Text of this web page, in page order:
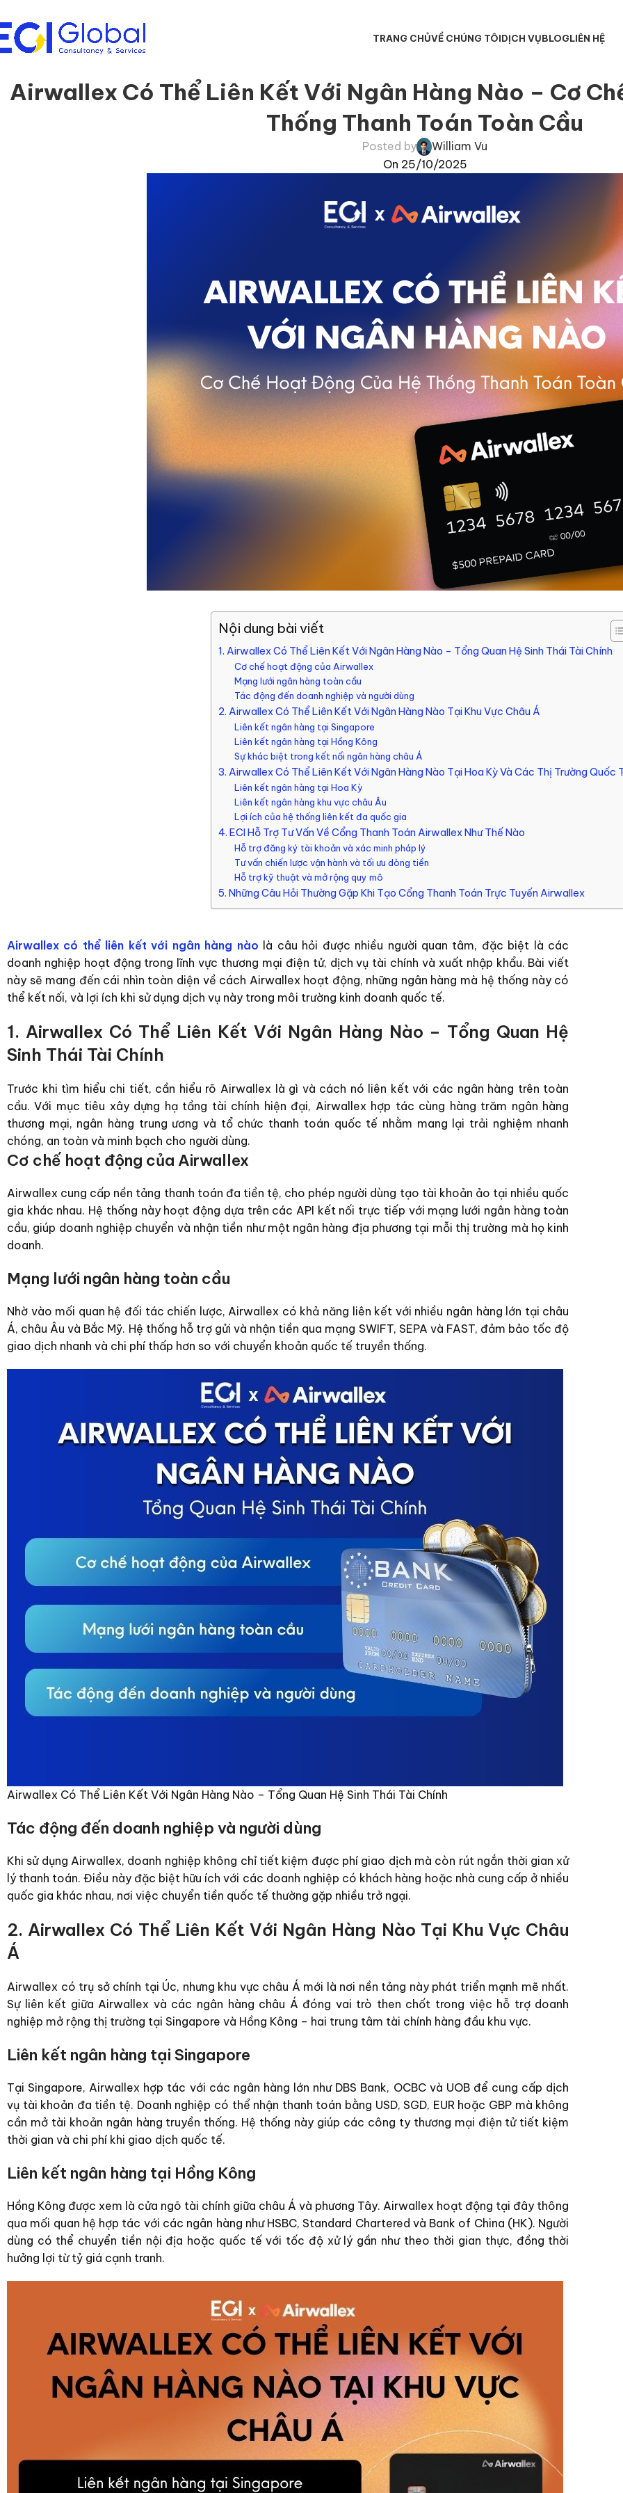
TRANG CHỦVỀ CHÚNG TÔIDỊCH VỤBLOGLIÊN HỆ
Airwallex Có Thể Liên Kết Với Ngân Hàng Nào – Cơ
Thống Thanh Toán Toàn Cầu
Posted by
William Vu
On 25/10/2025
Nội dung bài viết
1. Airwallex Có Thể Liên Kết Với Ngân Hàng Nào – Tổng Quan Hệ Sinh Thái Tài Chính
Cơ chế hoạt động của Airwallex
Mạng lưới ngân hàng toàn cầu
Tác động đến doanh nghiệp và người dùng
2. Airwallex Có Thể Liên Kết Với Ngân Hàng Nào Tại Khu Vực Châu Á
Liên kết ngân hàng tại Singapore
Liên kết ngân hàng tại Hồng Kông
Sự khác biệt trong kết nối ngân hàng châu Á
3. Airwallex Có Thể Liên Kết Với Ngân Hàng Nào Tại Hoa Kỳ Và Các Thị Trường Quốc
Liên kết ngân hàng tại Hoa Kỳ
Liên kết ngân hàng khu vực châu Âu
Lợi ích của hệ thống liên kết đa quốc gia
4. ECI Hỗ Trợ Tư Vấn Về Cổng Thanh Toán Airwallex Như Thế Nào
Hỗ trợ đăng ký tài khoản và xác minh pháp lý
Tư vấn chiến lược vận hành và tối ưu dòng tiền
Hỗ trợ kỹ thuật và mở rộng quy mô
5. Những Câu Hỏi Thường Gặp Khi Tạo Cổng Thanh Toán Trực Tuyến Airwallex
Airwallex có thể liên kết với ngân hàng nào là câu hỏi được nhiều người quan tâm, đặc biệt là các
doanh nghiệp hoạt động trong lĩnh vực thương mại điện tử, dịch vụ tài chính và xuất nhập khẩu. Bài viết
này sẽ mang đến cái nhìn toàn diện về cách Airwallex hoạt động, những ngân hàng mà hệ thống này có
thể kết nối, và lợi ích khi sử dụng dịch vụ này trong môi trường kinh doanh quốc tế.
1. Airwallex Có Thể Liên Kết Với Ngân Hàng Nào – Tổng Quan Hệ
Sinh Thái Tài Chính
Trước khi tìm hiểu chi tiết, cần hiểu rõ Airwallex là gì và cách nó liên kết với các ngân hàng trên toàn
cầu. Với mục tiêu xây dựng hạ tầng tài chính hiện đại, Airwallex hợp tác cùng hàng trăm ngân hàng
thương mại, ngân hàng trung ương và tổ chức thanh toán quốc tế nhằm mang lại trải nghiệm nhanh
chóng, an toàn và minh bạch cho người dùng.
Cơ chế hoạt động của Airwallex
Airwallex cung cấp nền tảng thanh toán đa tiền tệ, cho phép người dùng tạo tài khoản ảo tại nhiều quốc
gia khác nhau. Hệ thống này hoạt động dựa trên các API kết nối trực tiếp với mạng lưới ngân hàng toàn
cầu, giúp doanh nghiệp chuyển và nhận tiền như một ngân hàng địa phương tại mỗi thị trường mà họ kinh
doanh.
Mạng lưới ngân hàng toàn cầu
Nhờ vào mối quan hệ đối tác chiến lược, Airwallex có khả năng liên kết với nhiều ngân hàng lớn tại châu
Á, châu Âu và Bắc Mỹ. Hệ thống hỗ trợ gửi và nhận tiền qua mạng SWIFT, SEPA và FAST, đảm bảo tốc độ
giao dịch nhanh và chi phí thấp hơn so với chuyển khoản quốc tế truyền thống.
Airwallex Có Thể Liên Kết Với Ngân Hàng Nào – Tổng Quan Hệ Sinh Thái Tài Chính
Tác động đến doanh nghiệp và người dùng
Khi sử dụng Airwallex, doanh nghiệp không chỉ tiết kiệm được phí giao dịch mà còn rút ngắn thời gian xử
lý thanh toán. Điều này đặc biệt hữu ích với các doanh nghiệp có khách hàng hoặc nhà cung cấp ở nhiều
quốc gia khác nhau, nơi việc chuyển tiền quốc tế thường gặp nhiều trở ngại.
2. Airwallex Có Thể Liên Kết Với Ngân Hàng Nào Tại Khu Vực Châu
Á
Airwallex có trụ sở chính tại Úc, nhưng khu vực châu Á mới là nơi nền tảng này phát triển mạnh mẽ nhất.
Sự liên kết giữa Airwallex và các ngân hàng châu Á đóng vai trò then chốt trong việc hỗ trợ doanh
nghiệp mở rộng thị trường tại Singapore và Hồng Kông – hai trung tâm tài chính hàng đầu khu vực.
Liên kết ngân hàng tại Singapore
Tại Singapore, Airwallex hợp tác với các ngân hàng lớn như DBS Bank, OCBC và UOB để cung cấp dịch
vụ tài khoản đa tiền tệ. Doanh nghiệp có thể nhận thanh toán bằng USD, SGD, EUR hoặc GBP mà không
cần mở tài khoản ngân hàng truyền thống. Hệ thống này giúp các công ty thương mại điện tử tiết kiệm
thời gian và chi phí khi giao dịch quốc tế.
Liên kết ngân hàng tại Hồng Kông
Hồng Kông được xem là cửa ngõ tài chính giữa châu Á và phương Tây. Airwallex hoạt động tại đây thông
qua mối quan hệ hợp tác với các ngân hàng như HSBC, Standard Chartered và Bank of China (HK). Người
dùng có thể chuyển tiền nội địa hoặc quốc tế với tốc độ xử lý gần như theo thời gian thực, đồng thời
hưởng lợi từ tỷ giá cạnh tranh.